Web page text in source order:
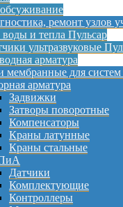
ремонт узлов
и тепла Пульсар
ультразвуковые
арматура
мембранные для систем
арматура
Задвижки
Затворы поворотные
Компенсаторы
Краны латунные
Краны стальные
Датчики
Комплектующие
Контроллеры